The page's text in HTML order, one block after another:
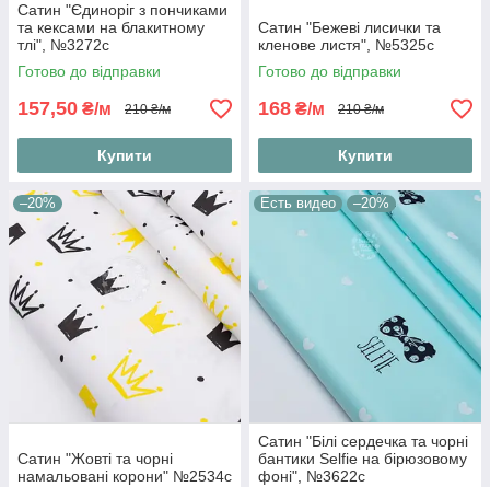
Сатин "Єдиноріг з пончиками
та кексами на блакитному
тлі", №3272с
Готово до відправки
157,50 ₴/м 210 ₴/м
Купити
Сатин "Бежеві лисички та
кленове листя", №5325с
Готово до відправки
168 ₴/м 210 ₴/м
Купити
–20%
Сатин "Жовті та чорні
намальовані корони" №2534с
Есть видео –20%
Сатин "Білі сердечка та чорні
бантики Selfie на бірюзовому
фоні", №3622с